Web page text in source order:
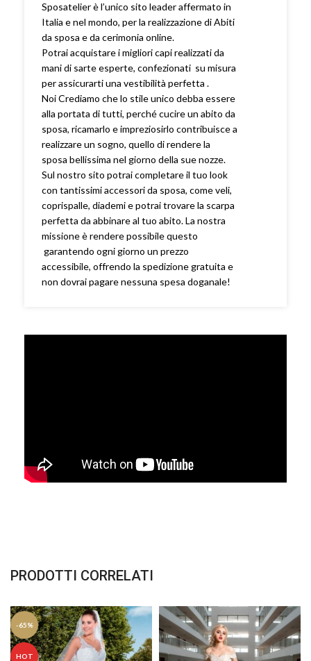
Sposatelier è l’unico sito leader affermato in
Italia e nel mondo, per la realizzazione di Abiti
da sposa e da cerimonia online.
Potrai acquistare i migliori capi realizzati da
mani di sarte esperte, confezionati su misura
per assicurarti una vestibilità perfetta .
Noi Crediamo che lo stile unico debba essere
alla portata di tutti, perché cucire un abito da
sposa, ricamarlo e impreziosirlo contribuisce a
realizzare un sogno, quello di rendere la
sposa bellissima nel giorno della sue nozze.
Sul nostro sito potrai completare il tuo look
con tantissimi accessori da sposa, come veli,
coprispalle, diademi e potrai trovare la scarpa
perfetta da abbinare al tuo abito. La nostra
missione è rendere possibile questo
garantendo ogni giorno un prezzo
accessibile, offrendo la spedizione gratuita e
non dovrai pagare nessuna spesa doganale!
PRODOTTI CORRELATI
-65%
HOT